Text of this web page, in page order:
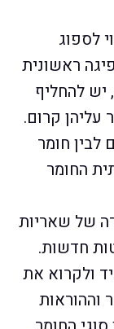
לספוג
ראשונית
יש להחליף
עליהן קרום.
לבין חומר
החומר
של שאריות
חדשות.
ולקרוא את
וההוראות